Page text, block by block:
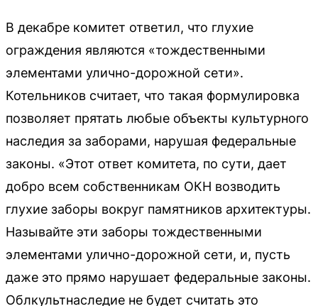
В декабре комитет ответил, что глухие
ограждения являются «тождественными
элементами улично-дорожной сети».
Котельников считает, что такая формулировка
позволяет прятать любые объекты культурного
наследия за заборами, нарушая федеральные
законы. «Этот ответ комитета, по сути, дает
добро всем собственникам ОКН возводить
глухие заборы вокруг памятников архитектуры.
Называйте эти заборы тождественными
элементами улично-дорожной сети, и, пусть
даже это прямо нарушает федеральные законы.
Облкультнаследие не будет считать это